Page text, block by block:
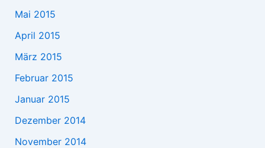
Mai 2015
April 2015
März 2015
Februar 2015
Januar 2015
Dezember 2014
November 2014